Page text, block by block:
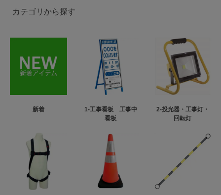
カテゴリから探す
新着
1-工事看板 工事中
看板
2-投光器・工事灯・
回転灯